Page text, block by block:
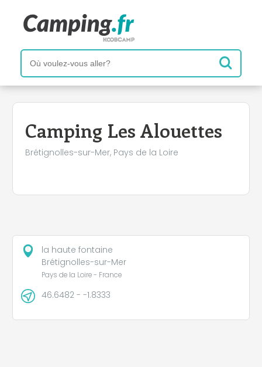
Camping Les Alouettes
Brétignolles-sur-Mer, Pays de la Loire
−
la haute fontaine
Brétignolles-sur-Mer
Pays de la Loire - France
46.6482 - -1.8333